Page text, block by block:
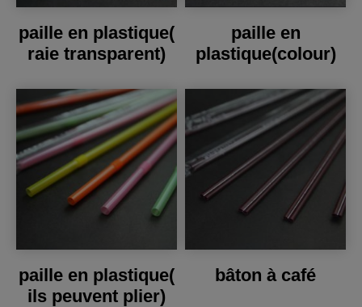
paille en plastique(
raie transparent)
paille en
plastique(colour)
paille en plastique(
ils peuvent plier)
bâton à café